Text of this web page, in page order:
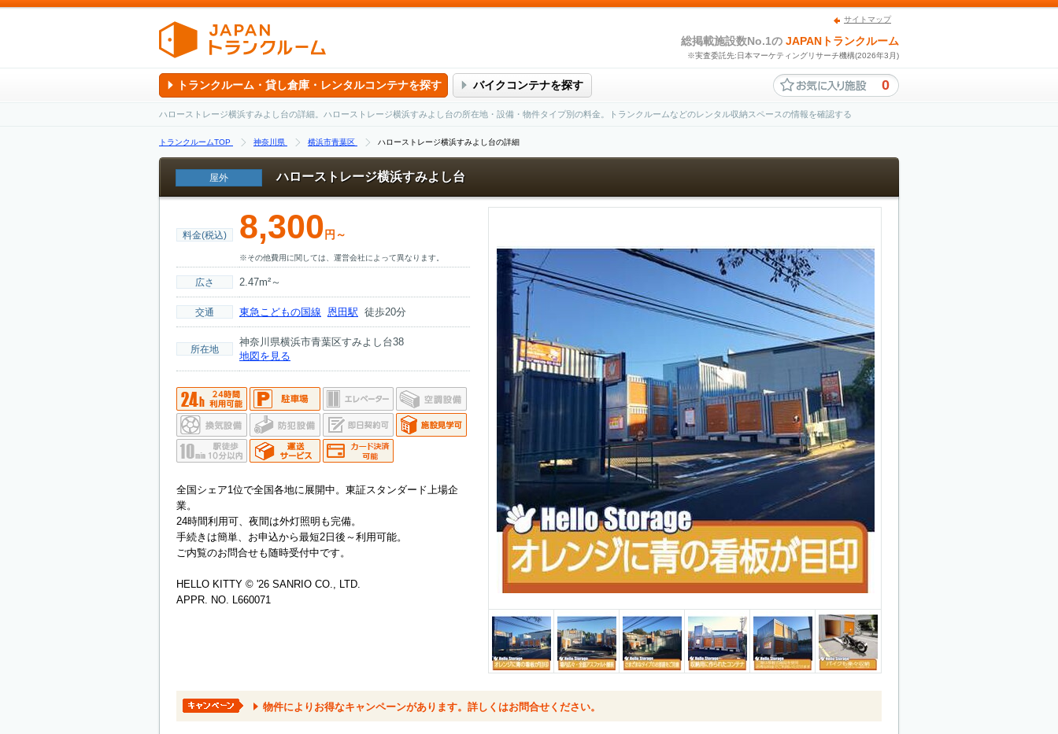
サイトマップ
総掲載施設数No.1の JAPANトランクルーム
※実査委託先:日本マーケティングリサーチ機構(2026年3月)
トランクルーム・貸し倉庫・レンタルコンテナを探す バイクコンテナを探す 0
ハローストレージ横浜すみよし台の詳細。ハローストレージ横浜すみよし台の所在地・設備・物件タイプ別の料金。トランクルームなどのレンタル収納スペースの情報を確認する
トランクルームTOP 神奈川県 横浜市青葉区 ハローストレージ横浜すみよし台の詳細
屋外 ハローストレージ横浜すみよし台
料金(税込) 8,300 円～
※その他費用に関しては、運営会社によって異なります。
広さ 2.47m²～
交通 東急こどもの国線 恩田駅 徒歩20分
所在地
神奈川県横浜市青葉区すみよし台38
地図を見る
全国シェア1位で全国各地に展開中。東証スタンダード上場企
業。
24時間利用可、夜間は外灯照明も完備。
手続きは簡単、お申込から最短2日後～利用可能。
ご内覧のお問合せも随時受付中です。
HELLO KITTY © '26 SANRIO CO., LTD.
APPR. NO. L660071
物件によりお得なキャンペーンがあります。詳しくはお問合せください。